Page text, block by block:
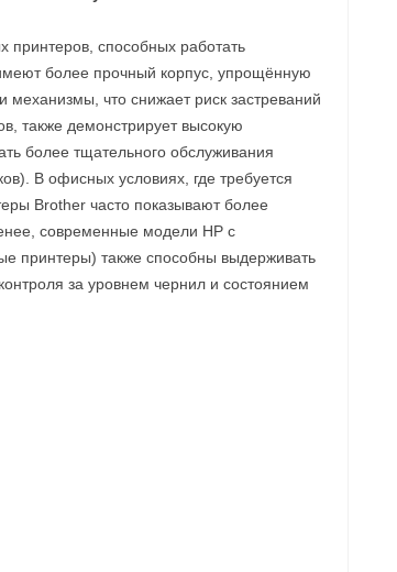
принтеров, способных работать
имеют более прочный корпус, упрощённую
механизмы, что снижает риск застреваний
также демонстрирует высокую
более тщательного обслуживания
В офисных условиях, где требуется
Brother часто показывают более
современные модели HP с
принтеры) также способны выдерживать
за уровнем чернил и состоянием